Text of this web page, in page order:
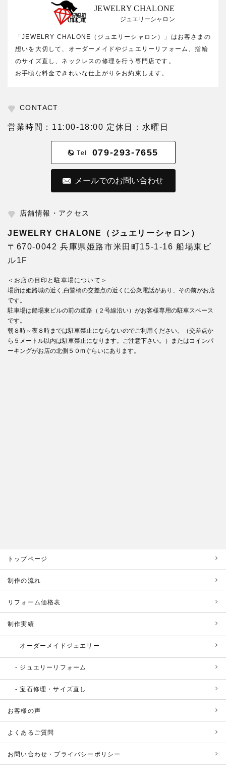
JEWELRY CHALONE
ジュエリーシャロン
「JEWELRY CHALONE（ジュエリーシャロン）」はお客さまの
想いを大切して、オーダーメイドやジュエリーリフォーム、指輪
のサイズ直し、ネックレスの修理を行う専門店です。
お手頃な料金できれいな仕上がりをお約束します。
CONTACT
営業時間：11:00-18:00 定休日：水曜日
Tel 079-293-7655
メールでのお問い合わせ
店舗情報・アクセス
JEWELRY CHALONE（ジュエリーシャロン）
〒670-0042 兵庫県姫路市米田町15-1-16 船場東ビ
ル1F
＜お店の目印と駐車場について＞
場所は姫路城の近く,白鷺橋の交差点の近くに公衆電話があり、その前がお店
です。
駐車場は船場東ビルの前の道路（２号線沿い）がお客様専用の駐車スペース
です。
朝８時～夜８時までは駐車禁止にならないのでご利用ください。（交差点か
ら５メートル以内は駐車禁止になります。ご注意下さい。）またはコインパ
ーキングがお店の北側５０mぐらいにあります。
トップページ
制作の流れ
リフォーム価格表
制作実績
オーダーメイドジュエリー
ジュエリーリフォーム
宝石修理・サイズ直し
お客様の声
よくあるご質問
お問い合わせ・プライバシーポリシー